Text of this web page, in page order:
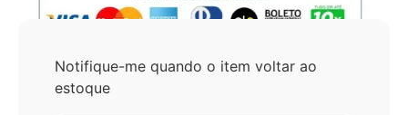
Notifique-me quando o item voltar ao
estoque